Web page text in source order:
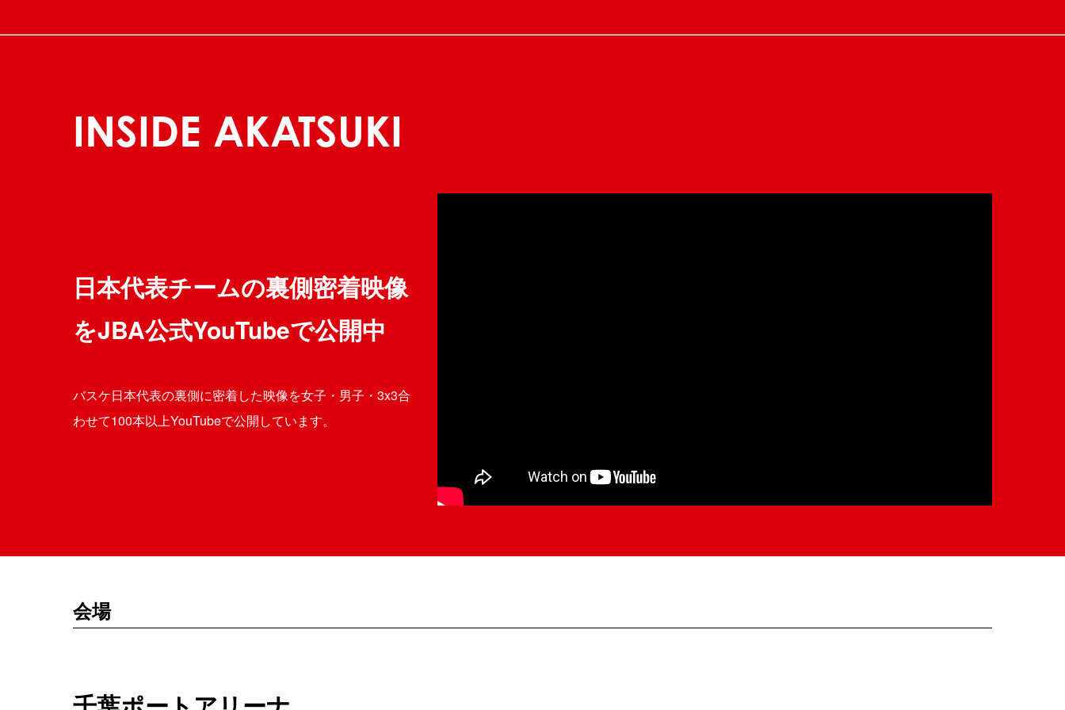
INSIDE AKATSUKI
日本代表チームの裏側密着映像
をJBA公式YouTubeで公開中
バスケ日本代表の裏側に密着した映像を女子・男子・3x3合
わせて100本以上YouTubeで公開しています。
会場